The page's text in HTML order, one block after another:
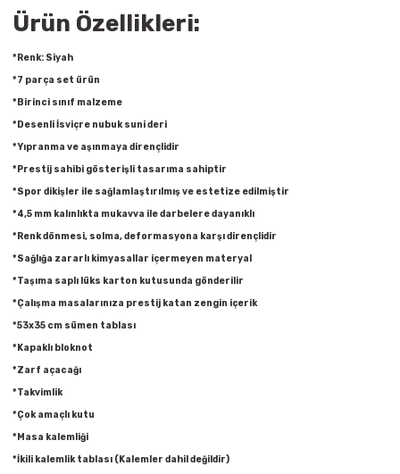
Ürün Özellikleri:
*Renk: Siyah
*7 parça set ürün
*Birinci sınıf malzeme
*Desenli İsviçre nubuk suni deri
*Yıpranma ve aşınmaya dirençlidir
*Prestij sahibi gösterişli tasarıma sahiptir
*Spor dikişler ile sağlamlaştırılmış ve estetize edilmiştir
*4,5 mm kalınlıkta mukavva ile darbelere dayanıklı
*Renk dönmesi, solma, deformasyona karşı dirençlidir
*Sağlığa zararlı kimyasallar içermeyen materyal
*Taşıma saplı lüks karton kutusunda gönderilir
*Çalışma masalarınıza prestij katan zengin içerik
*53x35 cm sümen tablası
*Kapaklı bloknot
*Zarf açacağı
*Takvimlik
*Çok amaçlı kutu
*Masa kalemliği
*İkili kalemlik tablası (Kalemler dahil değildir)